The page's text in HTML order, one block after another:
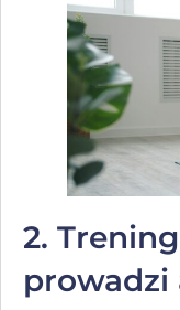
2.
prowadzi